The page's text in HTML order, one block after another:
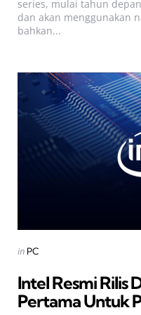
series, mulai tahun
dan akan menggunakan
bahkan...
Categories
Posted
in PC
Intel Resmi Rilis
Pertama Untuk